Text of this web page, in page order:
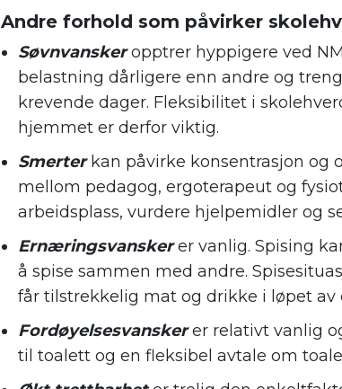
Andre forhold som påvirker
Søvnvansker opptrer hyppigere ved
belastning dårligere enn andre og
krevende dager. Fleksibilitet i
hjemmet er derfor viktig.
Smerterkan påvirke konsentrasjon og
mellom pedagog, ergoterapeut og
arbeidsplass, vurdere hjelpemidler og
Ernæringsvansker er vanlig. Spising
å spise sammen med andre.
får tilstrekkelig mat og drikke i løpet av
Fordøyelsesvanskerer relativt vanlig
til toalett og en fleksibel avtale om